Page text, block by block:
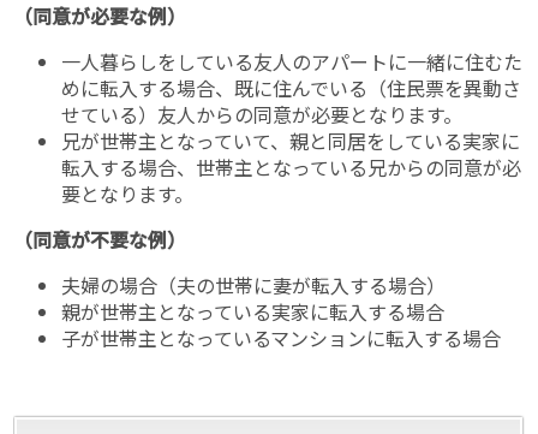
（同意が必要な例）
一人暮らしをしている友人のアパートに一緒に住むた
めに転入する場合、既に住んでいる（住民票を異動さ
せている）友人からの同意が必要となります。
兄が世帯主となっていて、親と同居をしている実家に
転入する場合、世帯主となっている兄からの同意が必
要となります。
（同意が不要な例）
夫婦の場合（夫の世帯に妻が転入する場合）
親が世帯主となっている実家に転入する場合
子が世帯主となっているマンションに転入する場合